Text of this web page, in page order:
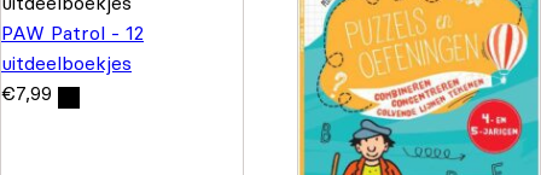
PAW Patrol - 12
uitdeelboekjes
€7,99